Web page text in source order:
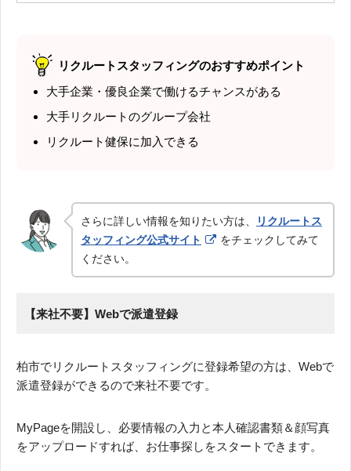
リクルートスタッフィングのおすすめポイント
大手企業・優良企業で働けるチャンスがある
大手リクルートのグループ会社
リクルート健保に加入できる
さらに詳しい情報を知りたい方は、
リクルートス
タッフィング公式サイト
をチェックしてみて
ください。
【来社不要】Webで派遣登録
柏市でリクルートスタッフィングに登録希望の方は、Webで
派遣登録ができるので来社不要です。
MyPageを開設し、必要情報の入力と本人確認書類＆顔写真
をアップロードすれば、お仕事探しをスタートできます。